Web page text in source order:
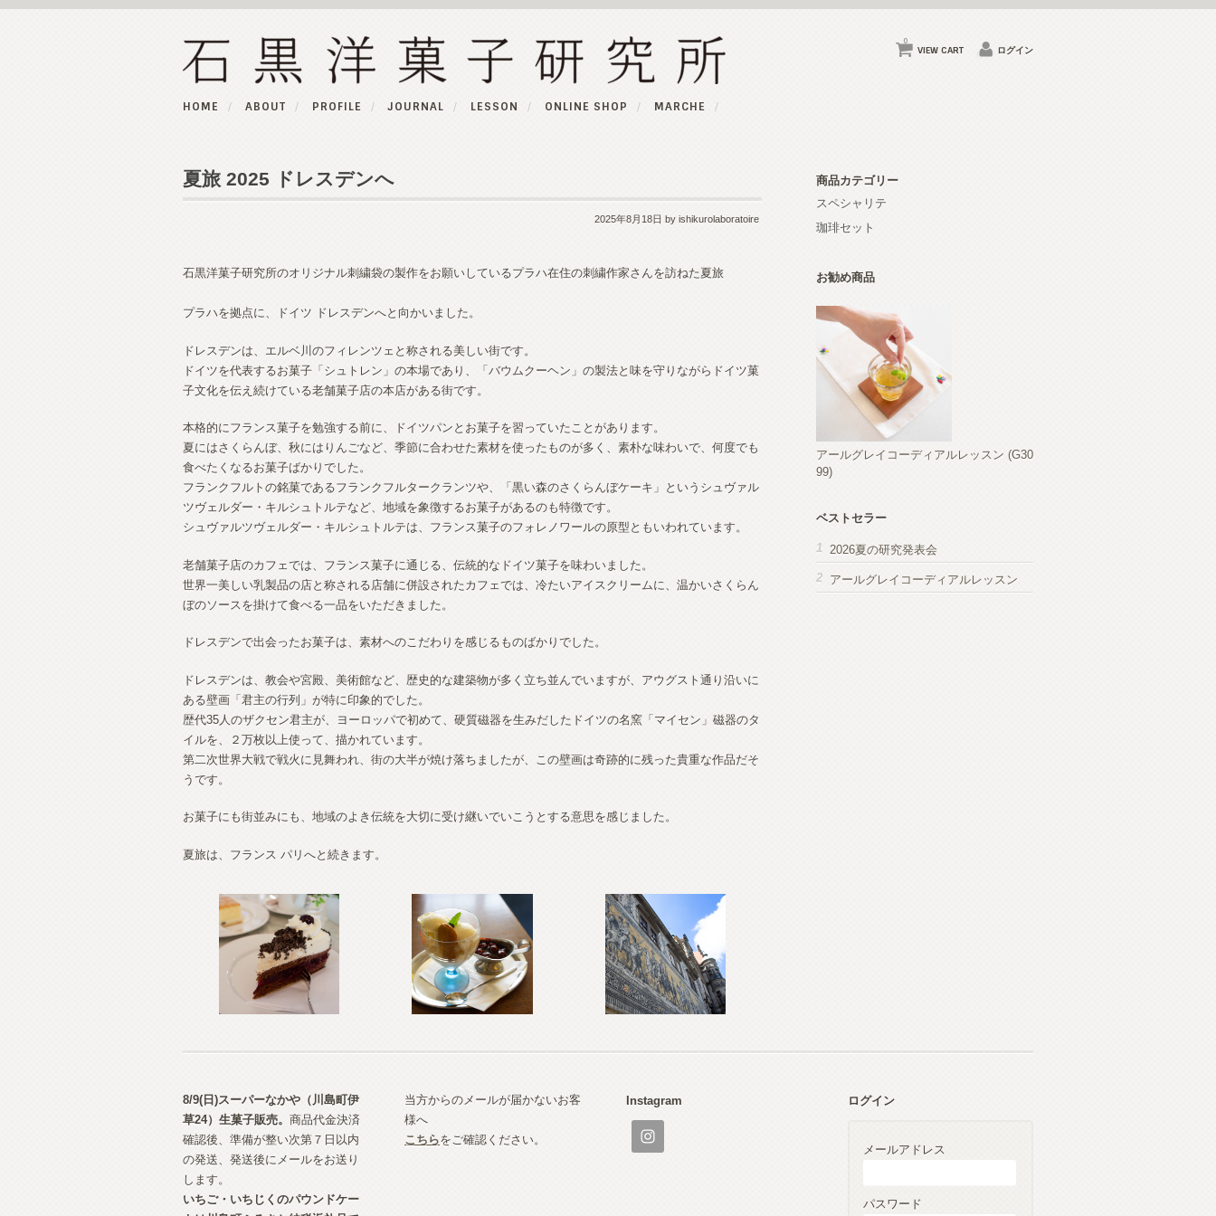
VIEW CART
0
ログイン
HOME ABOUT PROFILE JOURNAL LESSON ONLINE SHOP MARCHE
夏旅 2025 ドレスデンへ
2025年8月18日 by ishikurolaboratoire
石黒洋菓子研究所のオリジナル刺繍袋の製作をお願いしているプラハ在住の刺繍作家さんを訪ねた夏旅
プラハを拠点に、ドイツ ドレスデンへと向かいました。
ドレスデンは、エルベ川のフィレンツェと称される美しい街です。
ドイツを代表するお菓子「シュトレン」の本場であり、「バウムクーヘン」の製法と味を守りながらドイツ菓
子文化を伝え続けている老舗菓子店の本店がある街です。
本格的にフランス菓子を勉強する前に、ドイツパンとお菓子を習っていたことがあります。
夏にはさくらんぼ、秋にはりんごなど、季節に合わせた素材を使ったものが多く、素朴な味わいで、何度でも
食べたくなるお菓子ばかりでした。
フランクフルトの銘菓であるフランクフルタークランツや、「黒い森のさくらんぼケーキ」というシュヴァル
ツヴェルダー・キルシュトルテなど、地域を象徴するお菓子があるのも特徴です。
シュヴァルツヴェルダー・キルシュトルテは、フランス菓子のフォレノワールの原型ともいわれています。
老舗菓子店のカフェでは、フランス菓子に通じる、伝統的なドイツ菓子を味わいました。
世界一美しい乳製品の店と称される店舗に併設されたカフェでは、冷たいアイスクリームに、温かいさくらん
ぼのソースを掛けて食べる一品をいただきました。
ドレスデンで出会ったお菓子は、素材へのこだわりを感じるものばかりでした。
ドレスデンは、教会や宮殿、美術館など、歴史的な建築物が多く立ち並んでいますが、アウグスト通り沿いに
ある壁画「君主の行列」が特に印象的でした。
歴代35人のザクセン君主が、ヨーロッパで初めて、硬質磁器を生みだしたドイツの名窯「マイセン」磁器のタ
イルを、２万枚以上使って、描かれています。
第二次世界大戦で戦火に見舞われ、街の大半が焼け落ちましたが、この壁画は奇跡的に残った貴重な作品だそ
うです。
お菓子にも街並みにも、地域のよき伝統を大切に受け継いでいこうとする意思を感じました。
夏旅は、フランス パリへと続きます。
商品カテゴリー
スペシャリテ
珈琲セット
お勧め商品
アールグレイコーディアルレッスン (G30
99)
ベストセラー
2026夏の研究発表会
アールグレイコーディアルレッスン
8/9(日)スーパーなかや（川島町伊
草24）生菓子販売。 商品代金決済
確認後、準備が整い次第７日以内
の発送、発送後にメールをお送り
します。
いちご・いちじくのパウンドケー
当方からのメールが届かないお客
様へ
こちらをご確認ください。
Instagram ログイン
メールアドレス
パスワード